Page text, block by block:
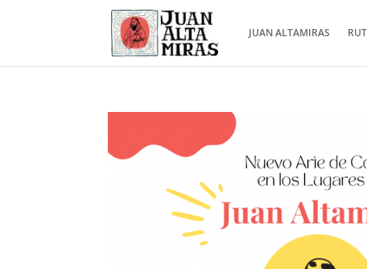
JUAN ALTAMIRAS